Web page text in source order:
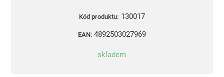
Kód produktu: 130017
EAN: 4892503027969
skladem